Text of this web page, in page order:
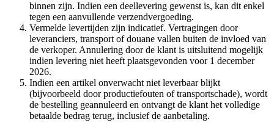
binnen zijn. Indien een deellevering gewenst is, kan dit enkel
tegen een aanvullende verzendvergoeding.
Vermelde levertijden zijn indicatief. Vertragingen door
leveranciers, transport of douane vallen buiten de invloed van
de verkoper. Annulering door de klant is uitsluitend mogelijk
indien levering niet heeft plaatsgevonden voor 1 december
2026.
Indien een artikel onverwacht niet leverbaar blijkt
(bijvoorbeeld door productiefouten of transportschade), wordt
de bestelling geannuleerd en ontvangt de klant het volledige
betaalde bedrag terug, inclusief de aanbetaling.